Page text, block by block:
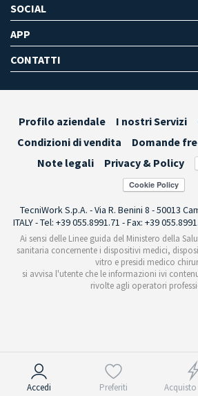
Accedi Preferiti
SOCIAL
APP
CONTATTI
Profilo aziendale I nostri Servizi
Condizioni di vendita
Domande
Note legali
Privacy & Policy
TecniWork S.p.A. - Via R. Benini 8 - 50013
ITALY - Tel: +39 055.8991.71 - Fax: +39
Ai sensi delle Linee guida del Ministero della
sanitaria concernente i dispositivi medici,
vitro e presidi medico
si avvisa l'utente che le informazioni ivi
rivolte agli operatori
Informativa sulla raccolta